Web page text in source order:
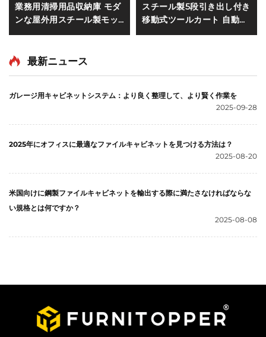
業務用清掃用品収納庫 モダ
ンな屋外用スチール製モッ
ローゼット
スチール製5段引き出し付き
移動式ツールカート 自動車
最新ニュース
ガレージ用キャビネットシステム：より良く整理して、より賢く作業を
2025-09-28
2025年にオフィスに最適なファイルキャビネットを見つける方法は？
2025-08-20
米国向けに鋼製ファイルキャビネットを輸出する際に満たさなければならな
い規格とは何ですか？
2025-08-08